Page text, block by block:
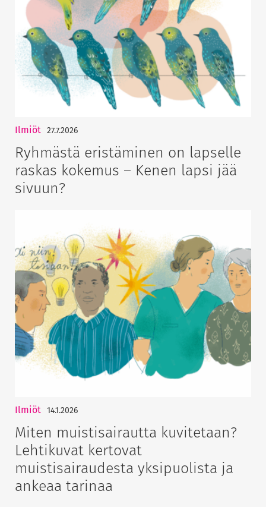
Ilmiöt 27.7.2026
Ryhmästä eristäminen on lapselle
raskas kokemus – Kenen lapsi jää
sivuun?
Ilmiöt 14.1.2026
Miten muistisairautta kuvitetaan?
Lehtikuvat kertovat
muistisairaudesta yksipuolista ja
ankeaa tarinaa